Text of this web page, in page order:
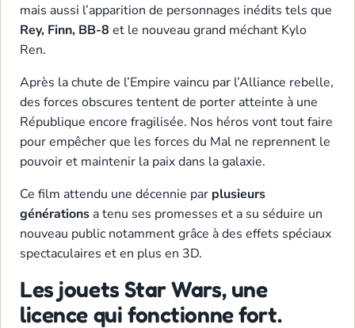
mais aussi l’apparition de personnages inédits tels que
Rey, Finn, BB-8 et le nouveau grand méchant Kylo
Ren.
Après la chute de l’Empire vaincu par l’Alliance rebelle,
des forces obscures tentent de porter atteinte à une
République encore fragilisée. Nos héros vont tout faire
pour empêcher que les forces du Mal ne reprennent le
pouvoir et maintenir la paix dans la galaxie.
Ce film attendu une décennie par plusieurs
générations a tenu ses promesses et a su séduire un
nouveau public notamment grâce à des effets spéciaux
spectaculaires et en plus en 3D.
Les jouets Star Wars, une
licence qui fonctionne fort.